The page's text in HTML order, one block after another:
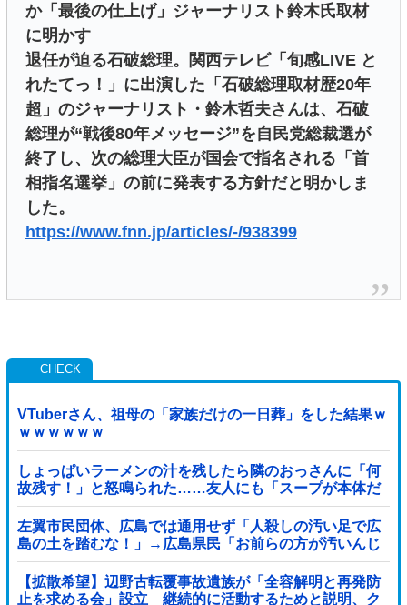
か「最後の仕上げ」ジャーナリスト鈴木氏取材
に明かす
退任が迫る石破総理。関西テレビ「旬感LIVE と
れたてっ！」に出演した「石破総理取材歴20年
超」のジャーナリスト・鈴木哲夫さんは、石破
総理が“戦後80年メッセージ”を自民党総裁選が
終了し、次の総理大臣が国会で指名される「首
相指名選挙」の前に発表する方針だと明かしま
した。
https://www.fnn.jp/articles/-/938399
VTuberさん、祖母の「家族だけの一日葬」をした結果ｗ
ｗｗｗｗｗｗ
しょっぱいラーメンの汁を残したら隣のおっさんに「何
故残す！」と怒鳴られた……友人にも「スープが本体だ
ろあり得ない」と説教されたんだが、塩分過剰だし味の
好みは自由だろ！
左翼市民団体、広島では通用せず「人殺しの汚い足で広
島の土を踏むな！」→広島県民「お前らの方が汚いんじ
ゃ！」「ワシらが広島県民じゃ」
【拡散希望】辺野古転覆事故遺族が「全容解明と再発防
止を求める会」設立 継続的に活動するためと説明、ク